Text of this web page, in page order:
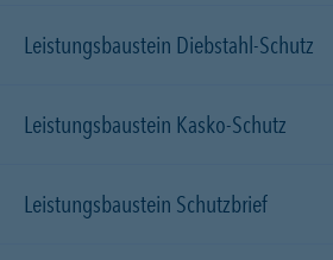
Leistungsbaustein Diebstahl-Schutz
Leistungsbaustein Kasko-Schutz
Leistungsbaustein Schutzbrief